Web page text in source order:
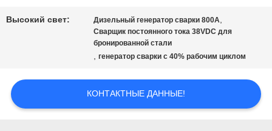
ЦИТАТУ
PRIVACY
Высокий свет: Дизельный генератор сварки 800А,
Сварщик постоянного тока 38VDC для
бронированной стали
,генератор сварки с 40% рабочим циклом
КОНТАКТНЫЕ ДАННЫЕ!